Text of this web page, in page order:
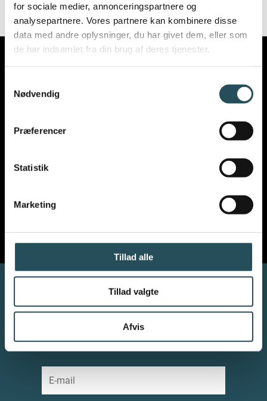
for sociale medier, annonceringspartnere og
analysepartnere. Vores partnere kan kombinere disse
data med andre oplysninger, du har givet dem, eller som
de har indsamlet fra din brug af deres tjenester.
Nødvendig
Præferencer
Statistik
Marketing
Tillad alle
Tillad valgte
Afvis
VIL DU VIDE MERE OM
Vil du modtage vores nyhedsbrev?